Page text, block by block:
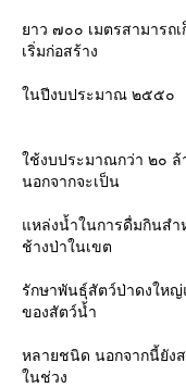
าว ๗๐๐ เมตรสามารถ
เริ่มก่อสร้าง
นปีงบประมาณ ๒๕๕๐
ช้งบประมาณกว่า ๒๐ ล้
นอกจากจะเป็น
หล่งน้ำในการดื่มกินสำ
ช้างป่าในเขต
รักษาพันธุ์สัตว์ป่าดงใหญ่
ของสัตว์น้ำ
หลายชนิด นอกจากนี้ยัง
นช่วง